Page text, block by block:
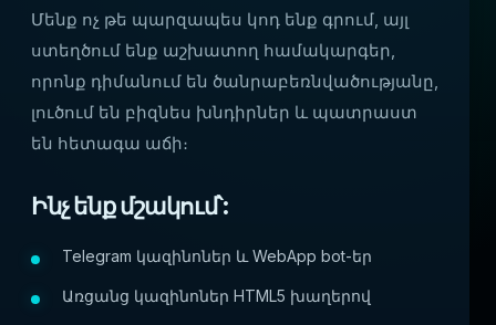
Մենք ոչ թե պարզապես կոդ ենք գրում, այլ
ստեղծում ենք աշխատող համակարգեր,
որոնք դիմանում են ծանրաբեռնվածությանը,
լուծում են բիզնես խնդիրներ և պատրաստ
են հետագա աճի։
Ինչ ենք մշակում՝:
Telegram կազինոներ և WebApp bot-եր
Առցանց կազինոներ HTML5 խաղերով